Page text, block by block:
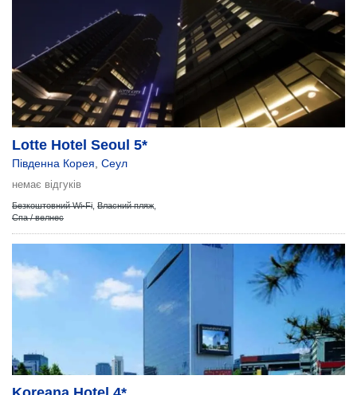
Lotte Hotel Seoul 5*
Південна Корея Сеул
немає відгуків
Безкоштовний Wi-Fi Власний пляж
Спа / велнес